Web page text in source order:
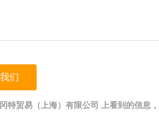
们
特贸易（上海）有限公司 上看到的信息，